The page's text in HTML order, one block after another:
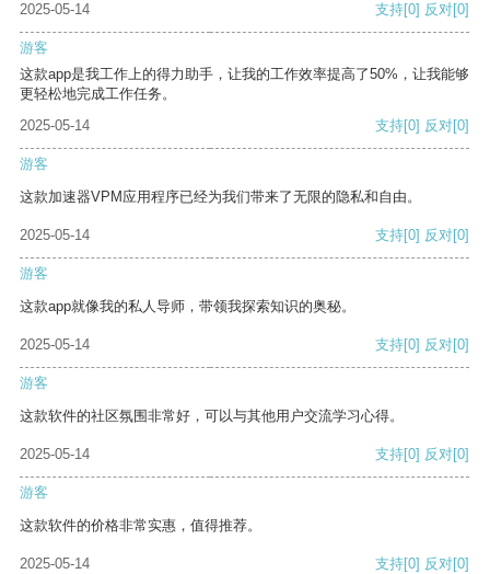
2025-05-14
支持[0] 反对[0]
游客
这款app是我工作上的得力助手，让我的工作效率提高了50%，让我能够
更轻松地完成工作任务。
2025-05-14
支持[0] 反对[0]
游客
这款加速器VPM应用程序已经为我们带来了无限的隐私和自由。
2025-05-14 支持[0] 反对[0]
游客
这款app就像我的私人导师，带领我探索知识的奥秘。
2025-05-14 支持[0] 反对[0]
游客
这款软件的社区氛围非常好，可以与其他用户交流学习心得。
2025-05-14 支持[0] 反对[0]
游客
这款软件的价格非常实惠，值得推荐。
2025-05-14 支持[0] 反对[0]